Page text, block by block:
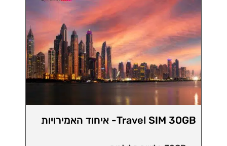
Travel SIM 30GB- איחוד האמירויות